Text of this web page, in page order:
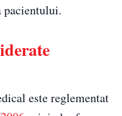
pacientului.
este reglementat